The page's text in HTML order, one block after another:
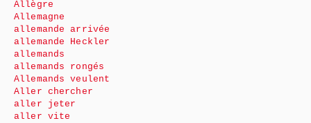
Allègre
Allemagne
allemande arrivée
allemande Heckler
allemands
allemands rongés
Allemands veulent
Aller chercher
aller jeter
aller vite